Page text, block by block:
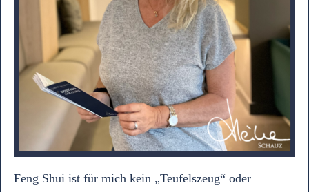
Feng Shui ist für mich kein „Teufelszeug“ oder